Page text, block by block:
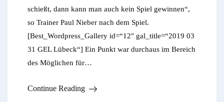
schießt, dann kann man auch kein Spiel gewinnen“,
so Trainer Paul Nieber nach dem Spiel.
[Best_Wordpress_Gallery id=“12″ gal_title=“2019 03
31 GEL Lübeck“] Ein Punkt war durchaus im Bereich
des Möglichen für…
Continue Reading